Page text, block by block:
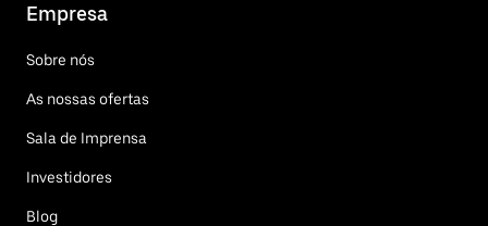
Empresa
Sobre nós
As nossas ofertas
Sala de Imprensa
Investidores
Blog